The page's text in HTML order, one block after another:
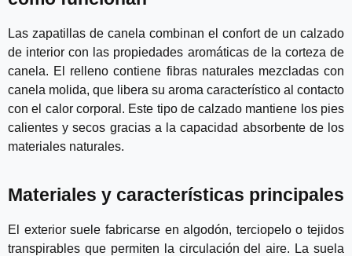
Las zapatillas de canela combinan el confort de un calzado
de interior con las propiedades aromáticas de la corteza de
canela. El relleno contiene fibras naturales mezcladas con
canela molida, que libera su aroma característico al contacto
con el calor corporal. Este tipo de calzado mantiene los pies
calientes y secos gracias a la capacidad absorbente de los
materiales naturales.
Materiales y características principales
El exterior suele fabricarse en algodón, terciopelo o tejidos
transpirables que permiten la circulación del aire. La suela